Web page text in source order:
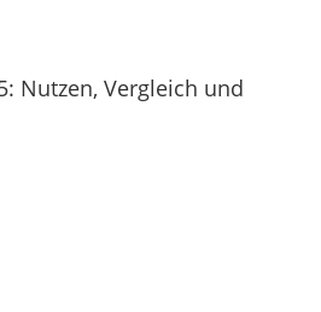
Nutzen, Vergleich und